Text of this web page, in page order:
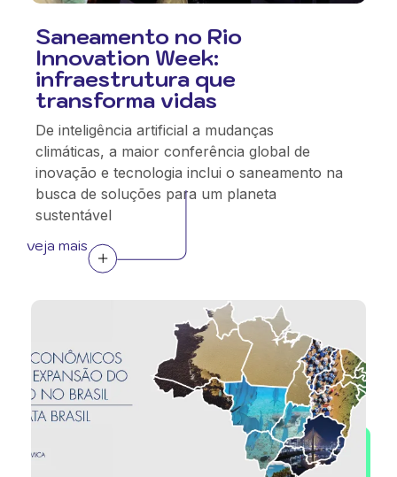
Saneamento no Rio
Innovation Week:
infraestrutura que
transforma vidas
De inteligência artificial a mudanças
climáticas, a maior conferência global de
inovação e tecnologia inclui o saneamento na
busca de soluções para um planeta
sustentável
veja mais